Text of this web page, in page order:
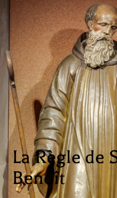
La Règle de
Benoît